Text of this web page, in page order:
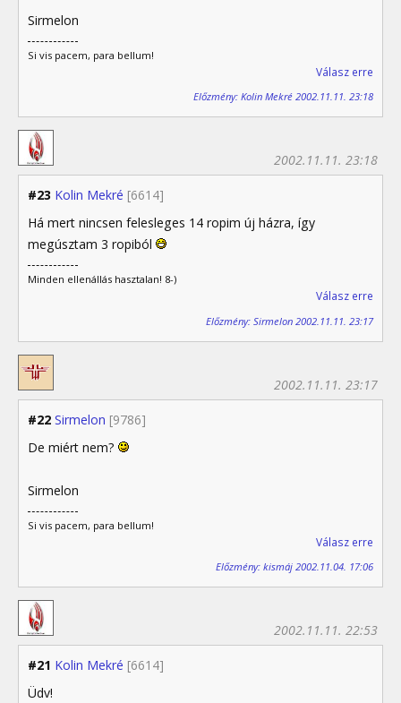
Sirmelon
Si vis pacem, para bellum!
Válasz erre
Előzmény: Kolin Mekré 2002.11.11. 23:18
#23 Kolin Mekré [6614]
2002.11.11. 23:18
Há mert nincsen felesleges 14 ropim új házra, így
megúsztam 3 ropiból
Minden ellenállás hasztalan! 8-)
Válasz erre
Előzmény: Sirmelon 2002.11.11. 23:17
#22 Sirmelon [9786]
2002.11.11. 23:17
De miért nem?
Sirmelon
Si vis pacem, para bellum!
Válasz erre
Előzmény: kismáj 2002.11.04. 17:06
#21 Kolin Mekré [6614]
2002.11.11. 22:53
Üdv!